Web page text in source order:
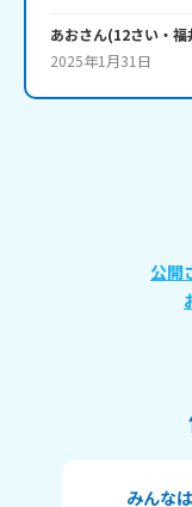
あおさん(12さい・ 福
2025年1月31日
公開
みんな